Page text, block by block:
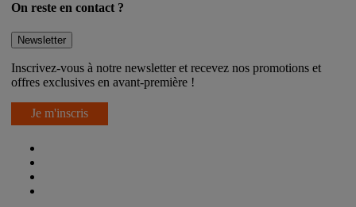
On reste en contact ?
Newsletter
Inscrivez-vous à notre newsletter et recevez nos promotions et
offres exclusives en avant-première !
Je m'inscris